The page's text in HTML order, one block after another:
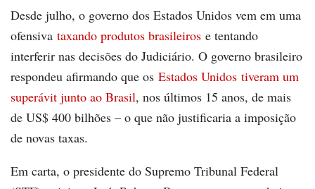
Desde julho, o governo dos Estados Unidos vem em uma
ofensiva taxando produtos brasileiros e tentando
interferir nas decisões do Judiciário. O governo brasileiro
respondeu afirmando que os Estados Unidos tiveram um
superávit junto ao Brasil, nos últimos 15 anos, de mais
de US$ 400 bilhões – o que não justificaria a imposição
de novas taxas.
Em carta, o presidente do Supremo Tribunal Federal